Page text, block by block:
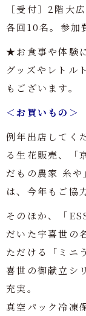
［受付］2階大
各回10名。参加
★お食事や体験
グッズやレトル
もございます。
＜お買いもの＞
例年出店してく
る生花販売、「
だもの農家 糸
は、今年もご協
そのほか、「
だいた宇喜世の
ただける「ミニ
喜世の御献立シ
充実。
真空パック冷凍